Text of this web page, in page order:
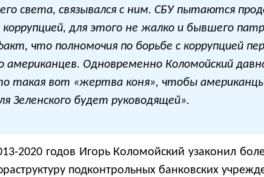
света, связывался с ним. СБУ пытаются
коррупцией, для этого не жалко и бывшего
что полномочия по борьбе с коррупцией
американцев. Одновременно Коломойский
такая вот «жертва коня», чтобы
Зеленского будет руководящей».
2020 годов Игорь Коломойский узаконил
подконтрольных банковских